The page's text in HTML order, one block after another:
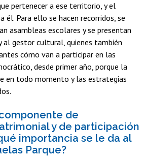
pertenecer a ese territorio, y el
él. Para ello se hacen recorridos, se
asambleas escolares y se presentan
gestor cultural, quienes también
cómo van a participar en las
desde primer año, porque la
en todo momento y las estrategias
de
y de participación
importancia se le da al
Parque?